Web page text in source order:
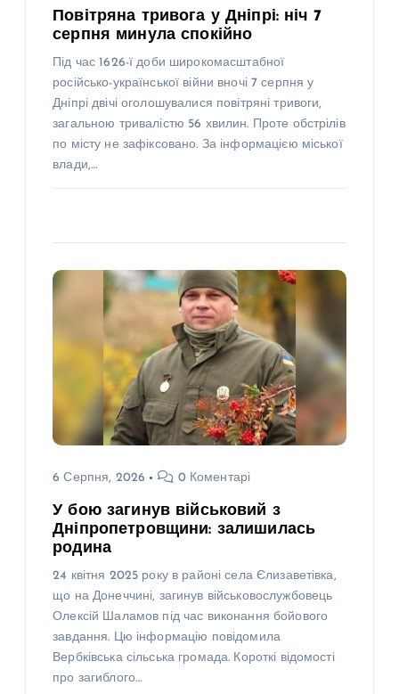
Повітряна тривога у Дніпрі: ніч 7
серпня минула спокійно
Під час 1626-ї доби широкомасштабної
російсько-української війни вночі 7 серпня у
Дніпрі двічі оголошувалися повітряні тривоги,
загальною тривалістю 56 хвилин. Проте обстрілів
по місту не зафіксовано. За інформацією міської
влади,…
6 Серпня, 2026 0 Коментарі
У бою загинув військовий з
Дніпропетровщини: залишилась
родина
24 квітня 2025 року в районі села Єлизаветівка,
що на Донеччині, загинув військовослужбовець
Олексій Шаламов під час виконання бойового
завдання. Цю інформацію повідомила
Вербківська сільська громада. Короткі відомості
про загиблого…